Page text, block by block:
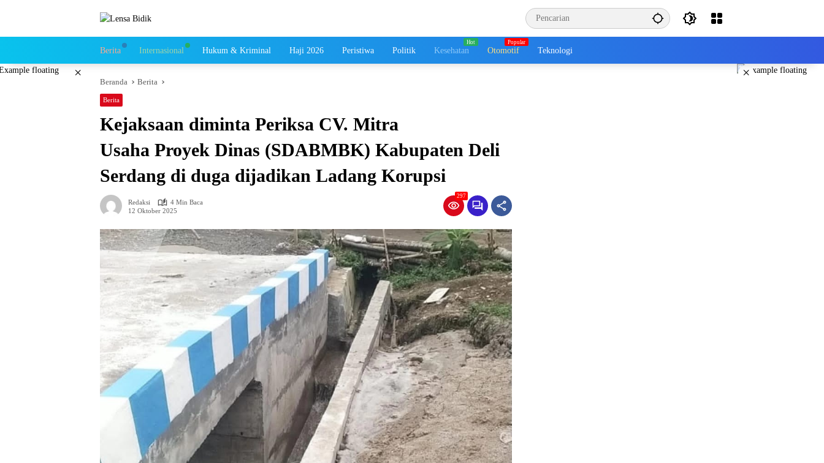
Berita Internasional Hukum & Kriminal Haji 2026 Peristiwa Politik Kesehatan Otomotif Teknologi
× ×
Beranda Berita
Berita
Kejaksaan diminta Periksa CV. Mitra
Usaha Proyek Dinas (SDABMBK) Kabupaten Deli
Serdang di duga dijadikan Ladang Korupsi
Redaksi
4 Min Baca
12 Oktober 2025
297